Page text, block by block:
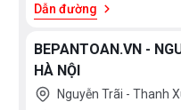
Máy rửa bát
trình rửa cơ bản sau:
Dẫn đường
BEPANTOAN.VN -
HÀ NỘI
Nguyễn Trãi - Thanh